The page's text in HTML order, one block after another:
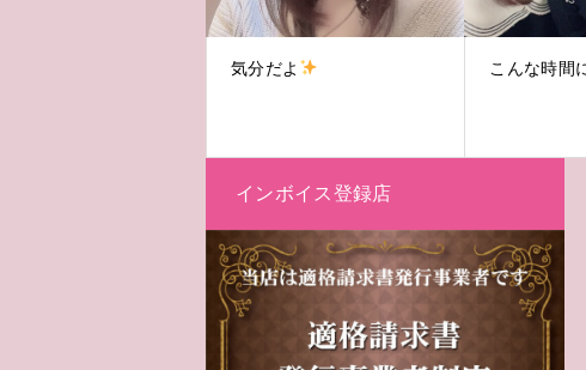
気分だよ こんな時間
インボイス登録店